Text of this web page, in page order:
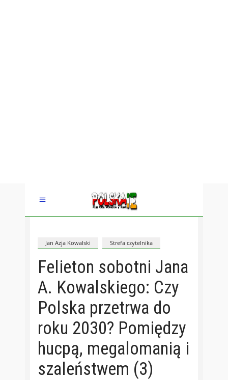
Jan Azja Kowalski Strefa czytelnika
Felieton sobotni Jana
A. Kowalskiego: Czy
Polska przetrwa do
roku 2030? Pomiędzy
hucpą, megalomanią i
szaleństwem (3)